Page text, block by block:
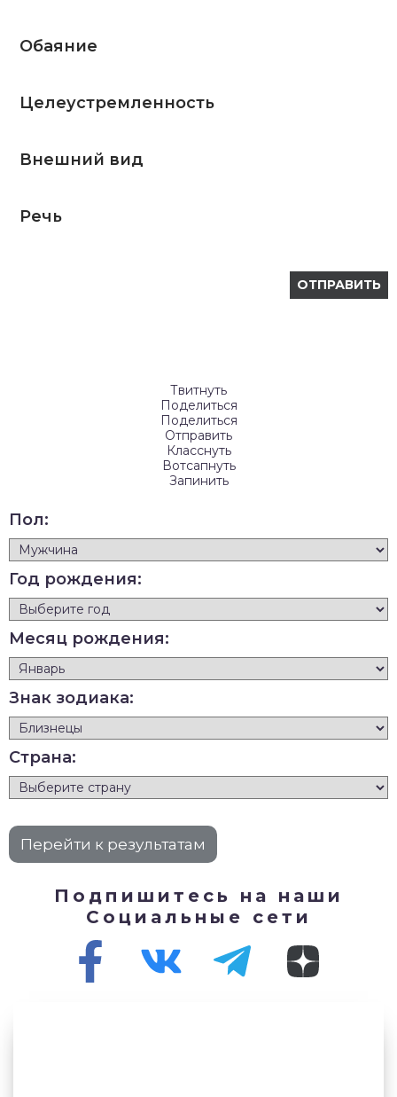
Обаяние
Целеустремленность
Внешний вид
Речь
Твитнуть
Поделиться
Поделиться
Отправить
Класснуть
Вотсапнуть
Запинить
Пол:
Год рождения:
Месяц рождения:
Знак зодиака:
Страна:
Подпишитесь на наши
Социальные сети